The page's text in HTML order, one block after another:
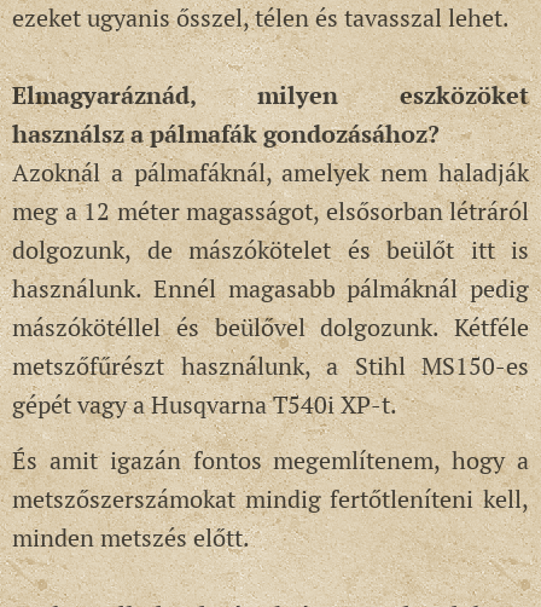
ezeket ugyanis ősszel, télen és tavasszal lehet.
Elmagyaráznád, milyen eszközöket
használsz a pálmafák gondozásához?
Azoknál a pálmafáknál, amelyek nem haladják
meg a 12 méter magasságot, elsősorban létráról
dolgozunk, de mászókötelet és beülőt itt is
használunk. Ennél magasabb pálmáknál pedig
mászókötéllel és beülővel dolgozunk. Kétféle
metszőfűrészt használunk, a Stihl MS150-es
gépét vagy a Husqvarna T540i XP-t.
És amit igazán fontos megemlítenem, hogy a
metszőszerszámokat mindig fertőtleníteni kell,
minden metszés előtt.